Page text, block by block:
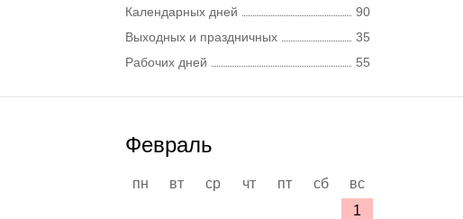
Календарных дней
90
Выходных и праздничных
35
Рабочих дней
55
Февраль
пн вт ср чт пт сб
вс
1